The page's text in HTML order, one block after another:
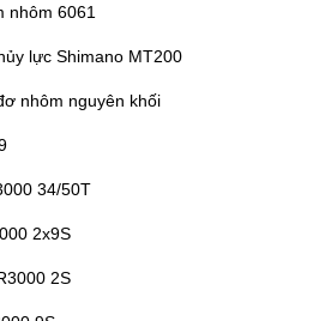
nhôm 6061
lực Shimano MT200
nhôm nguyên khối
34/50T
2x9S
2S